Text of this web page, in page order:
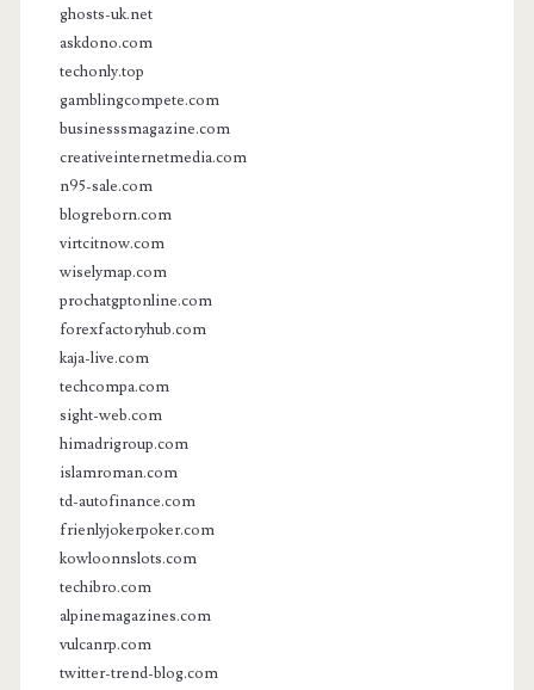
ghosts-uk.net
askdono.com
techonly.top
gamblingcompete.com
businesssmagazine.com
creativeinternetmedia.com
n95-sale.com
blogreborn.com
virtcitnow.com
wiselymap.com
prochatgptonline.com
forexfactoryhub.com
kaja-live.com
techcompa.com
sight-web.com
himadrigroup.com
islamroman.com
td-autofinance.com
frienlyjokerpoker.com
kowloonnslots.com
techibro.com
alpinemagazines.com
vulcanrp.com
twitter-trend-blog.com